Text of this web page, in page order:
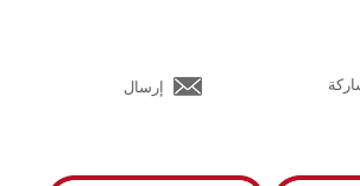
إرسال